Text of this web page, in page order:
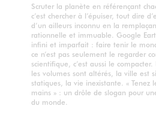
Scruter la planète en référençant
c’est chercher à l’épuiser, tout dire
d’un ailleurs inconnu en la
rationnelle et immuable. Google
infini et imparfait : faire tenir le
ce n’est pas seulement le regarder
scientifique, c’est aussi le compacter.
les volumes sont altérés, la ville est
statiques, la vie inexistante. « Tenez
mains » : un drôle de slogan pour
du monde.